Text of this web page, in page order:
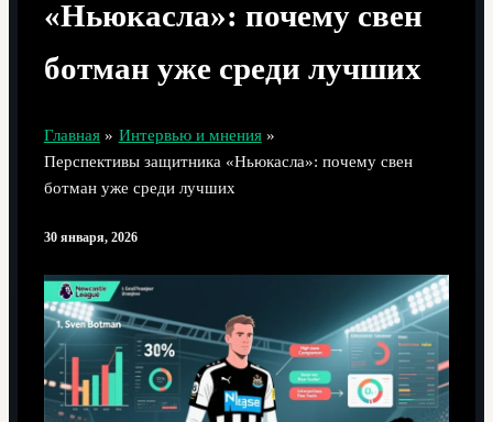
«Ньюкасла»: почему свен
ботман уже среди лучших
Главная
Интервью и мнения
Перспективы защитника «Ньюкасла»: почему свен
ботман уже среди лучших
30 января, 2026